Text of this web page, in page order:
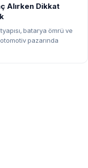
Alırken Dikkat
batarya ömrü ve
pazarında